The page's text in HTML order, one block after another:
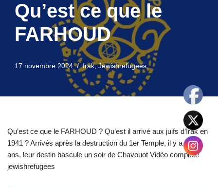
Qu’est ce que le
FARHOUD
17 novembre 2024 Irak,Jewishrefugees
Qu’est ce que le FARHOUD ? Qu’est il arrivé aux juifs d’Irak en
1941 ? Arrivés après la destruction du 1er Temple, il y a 2500
ans, leur destin bascule un soir de Chavouot Vidéo complète
jewishrefugees